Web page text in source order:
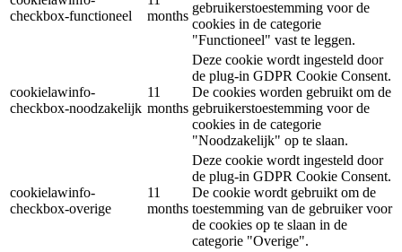
checkbox-functioneel
months
gebruikerstoestemming voor de
cookies in de categorie
"Functioneel" vast te leggen.
cookielawinfo-
checkbox-noodzakelijk
11
months
Deze cookie wordt ingesteld door
de plug-in GDPR Cookie Consent.
De cookies worden gebruikt om de
gebruikerstoestemming voor de
cookies in de categorie
"Noodzakelijk" op te slaan.
cookielawinfo-
checkbox-overige
11
months
Deze cookie wordt ingesteld door
de plug-in GDPR Cookie Consent.
De cookie wordt gebruikt om de
toestemming van de gebruiker voor
de cookies op te slaan in de
categorie "Overige".